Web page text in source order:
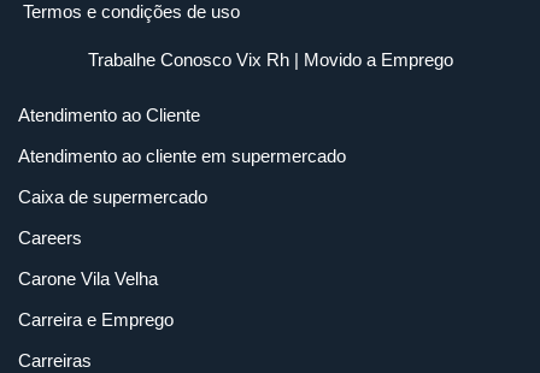
Termos e condições de uso
Trabalhe Conosco Vix Rh| Movido a Emprego
Atendimento ao Cliente
Atendimento ao cliente em supermercado
Caixa de supermercado
Careers
Carone Vila Velha
Carreira e Emprego
Carreiras